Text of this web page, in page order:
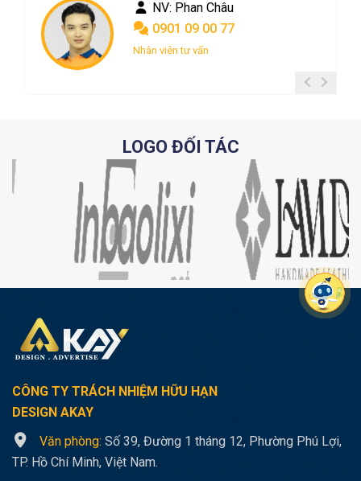
NV: Phan Châu
0901 09 00 77
Nhân viên tư vấn
LOGO ĐỐI TÁC
CÔNG TY TRÁCH NHIỆM HỮU HẠN
DESIGN AKAY
Văn phòng: Số 39, Đường 1 tháng 12, Phường Phú Lợi,
TP. Hồ Chí Minh, Việt Nam.